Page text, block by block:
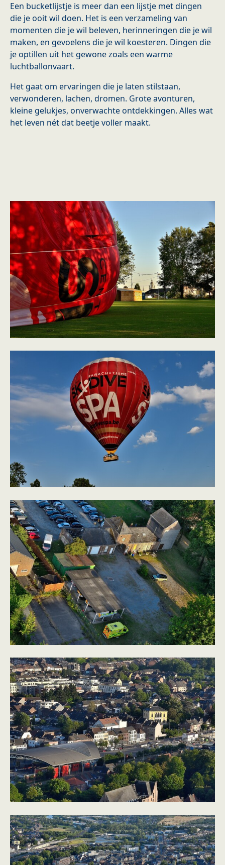
Een bucketlijstje is meer dan een lijstje met dingen
die je ooit wil doen. Het is een verzameling van
momenten die je wil beleven, herinneringen die je wil
maken, en gevoelens die je wil koesteren. Dingen die
je optillen uit het gewone zoals een warme
luchtballonvaart.
Het gaat om ervaringen die je laten stilstaan,
verwonderen, lachen, dromen. Grote avonturen,
kleine gelukjes, onverwachte ontdekkingen. Alles wat
het leven nét dat beetje voller maakt.